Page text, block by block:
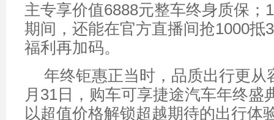
主专享价值6888元整车终身质保；
期间，还能在官方直播间抢1000抵
福利再加码。
年终钜惠正当时，品质出行更从
月31日，购车可享捷途汽车年终盛
以超值价格解锁超越期待的出行体